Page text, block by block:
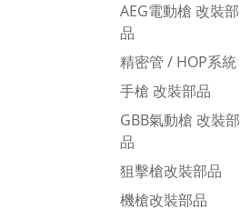
AEG電動槍 改裝部
品
精密管 / HOP系統
手槍 改裝部品
GBB氣動槍 改裝部
品
狙擊槍改裝部品
機槍改裝部品